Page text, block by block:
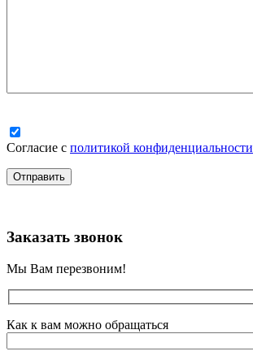
Согласие с политикой конфиденциальности
Заказать звонок
Мы Вам перезвоним!
Как к вам можно обращаться